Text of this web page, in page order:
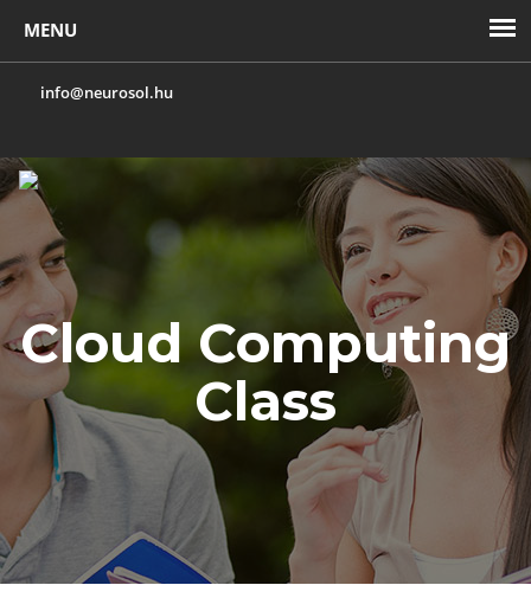
info@neurosol.hu
Cloud Computing
Class